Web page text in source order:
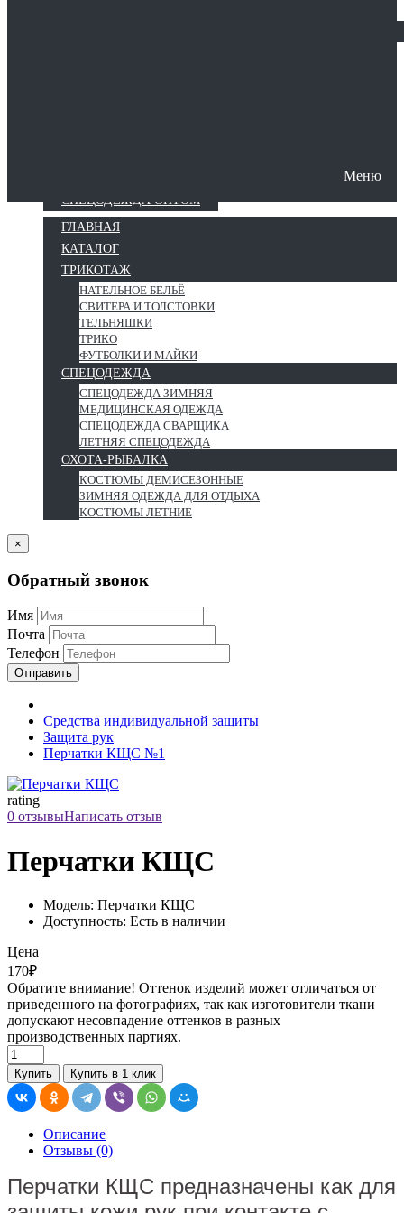
СПЕЦОДЕЖДА ОПТОМ
Меню
ГЛАВНАЯ
КАТАЛОГ
ТРИКОТАЖ
НАТЕЛЬНОЕ БЕЛЬЁ
СВИТЕРА И ТОЛСТОВКИ
ТЕЛЬНЯШКИ
ТРИКО
ФУТБОЛКИ И МАЙКИ
СПЕЦОДЕЖДА
СПЕЦОДЕЖДА ЗИМНЯЯ
МЕДИЦИНСКАЯ ОДЕЖДА
СПЕЦОДЕЖДА СВАРЩИКА
ЛЕТНЯЯ СПЕЦОДЕЖДА
ОХОТА-РЫБАЛКА
КОСТЮМЫ ДЕМИСЕЗОННЫЕ
ЗИМНЯЯ ОДЕЖДА ДЛЯ ОТДЫХА
КОСТЮМЫ ЛЕТНИЕ
×
Обратный звонок
Имя
Почта
Телефон
Отправить
Средства индивидуальной защиты
Защита рук
Перчатки КЩС №1
rating
0 отзывыНаписать отзыв
Перчатки КЩС
Модель: Перчатки КЩС
Доступность: Есть в наличии
Цена
170₽
Обратите внимание! Оттенок изделий может отличаться от
приведенного на фотографиях, так как изготовители ткани
допускают несовпадение оттенков в разных
производственных партиях.
Купить Купить в 1 клик
Описание
Отзывы (0)
Перчатки КЩС предназначены как для